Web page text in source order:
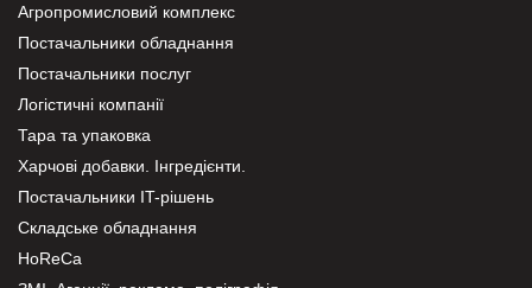
Агропромисловий комплекс
Постачальники обладнання
Постачальники послуг
Логістичні компанії
Тара та упаковка
Харчові добавки. Інгредієнти.
Постачальники IT-рішень
Складське обладнання
HoReCa